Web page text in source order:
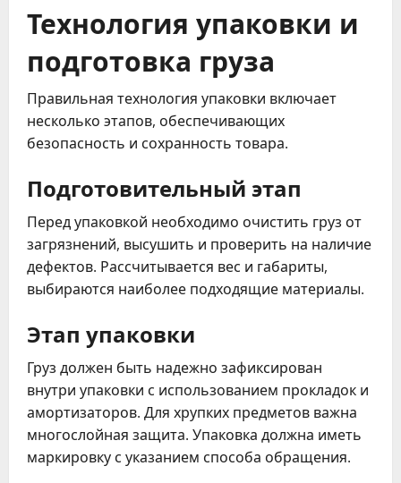
Технология упаковки и
подготовка груза
Правильная технология упаковки включает
несколько этапов, обеспечивающих
безопасность и сохранность товара.
Подготовительный этап
Перед упаковкой необходимо очистить груз от
загрязнений, высушить и проверить на наличие
дефектов. Рассчитывается вес и габариты,
выбираются наиболее подходящие материалы.
Этап упаковки
Груз должен быть надежно зафиксирован
внутри упаковки с использованием прокладок и
амортизаторов. Для хрупких предметов важна
многослойная защита. Упаковка должна иметь
маркировку с указанием способа обращения.